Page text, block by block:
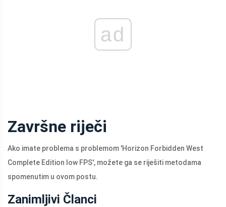
ad
Završne riječi
Ako imate problema s problemom 'Horizon Forbidden West
Complete Edition low FPS', možete ga se riješiti metodama
spomenutim u ovom postu.
Zanimljivi Članci